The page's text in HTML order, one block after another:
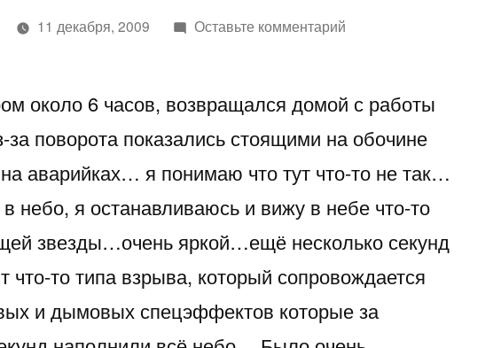
11 декабря, 2009 Оставьте комментарийк
10
2009
метеоритный
дождь
что-
то
около 6 часов, возвращался домой с работы
за поворота показались стоящими на обочине
аварийках… я понимаю что тут что-то не так…
небо, я останавливаюсь и вижу в небе что-то
звезды…очень яркой…ещё несколько секунд
что-то типа взрыва, который сопровождается
и дымовых спецэффектов которые за